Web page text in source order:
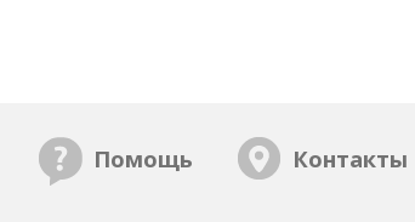
Помощь Контакты